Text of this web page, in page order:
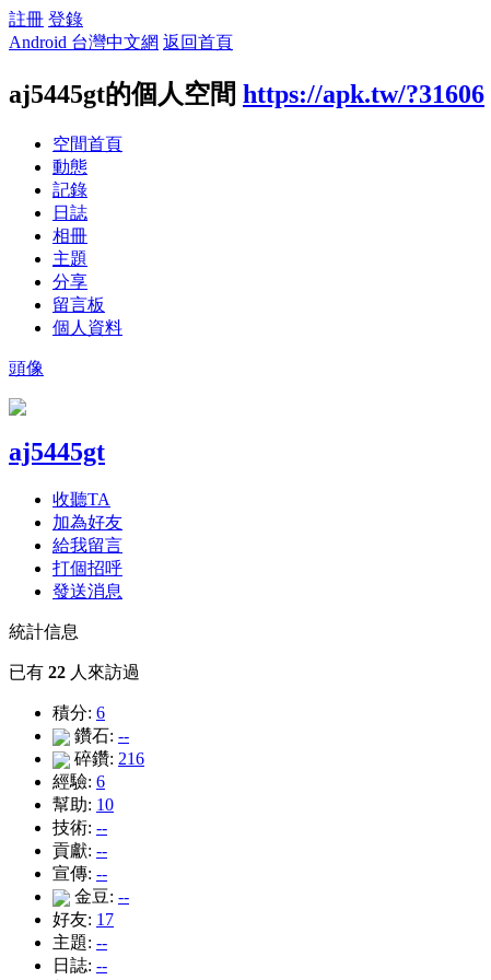
註冊 登錄
Android 台灣中文網 返回首頁
aj5445gt的個人空間 https://apk.tw/?31606
空間首頁
動態
記錄
日誌
相冊
主題
分享
留言板
個人資料
頭像
aj5445gt
收聽TA
加為好友
給我留言
打個招呼
發送消息
統計信息
已有 22 人來訪過
積分: 6
鑽石: --
碎鑽: 216
經驗: 6
幫助: 10
技術: --
貢獻: --
宣傳: --
金豆: --
好友: 17
主題: --
日誌: --